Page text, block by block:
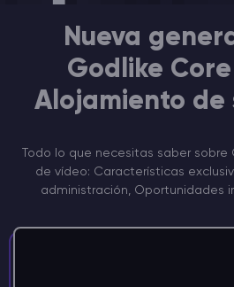
Nueva
Godlike
Alojamiento de
Todo lo que necesitas saber sobre
de vídeo: Características
administración, Oportunidades